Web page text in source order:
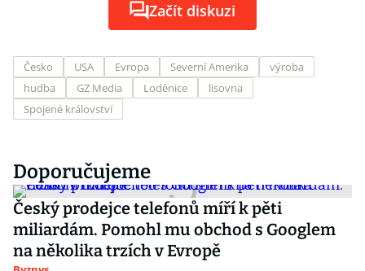
Začít diskuzi
Česko USA Evropa Severní Amerika
výroba
hudba
GZ Media Loděnice
lisovna
Spojené království
Doporučujeme
Český prodejce telefonů míří k pěti
miliardám. Pomohl mu obchod s Googlem
na několika trzích v Evropě